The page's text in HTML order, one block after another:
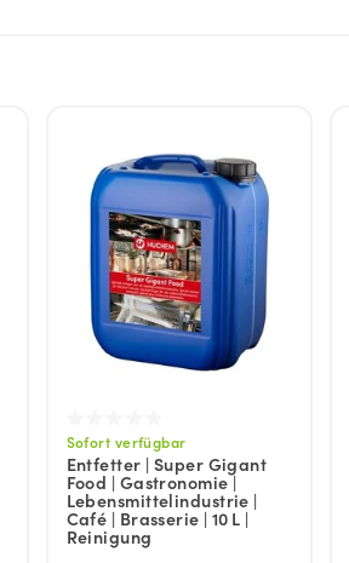
Sofort verfügbar
Entfetter | Super Gigant
Food | Gastronomie |
Lebensmittelindustrie |
Café | Brasserie | 10 L |
Reinigung